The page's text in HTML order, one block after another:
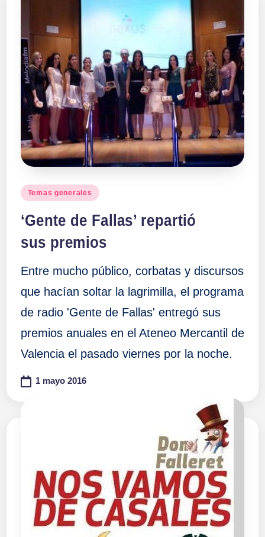
Publicado
Temas generales
‘Gente de Fallas’ repartió
sus premios
Entre mucho público, corbatas y discursos
que hacían soltar la lagrimilla, el programa
de radio 'Gente de Fallas' entregó sus
premios anuales en el Ateneo Mercantil de
Valencia el pasado viernes por la noche.
1 mayo 2016